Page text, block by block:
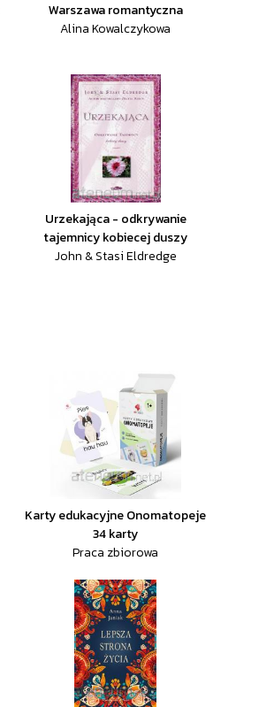
Warszawa romantyczna
Alina Kowalczykowa
Urzekająca - odkrywanie
tajemnicy kobiecej duszy
John & Stasi Eldredge
Karty edukacyjne Onomatopeje
34 karty
Praca zbiorowa